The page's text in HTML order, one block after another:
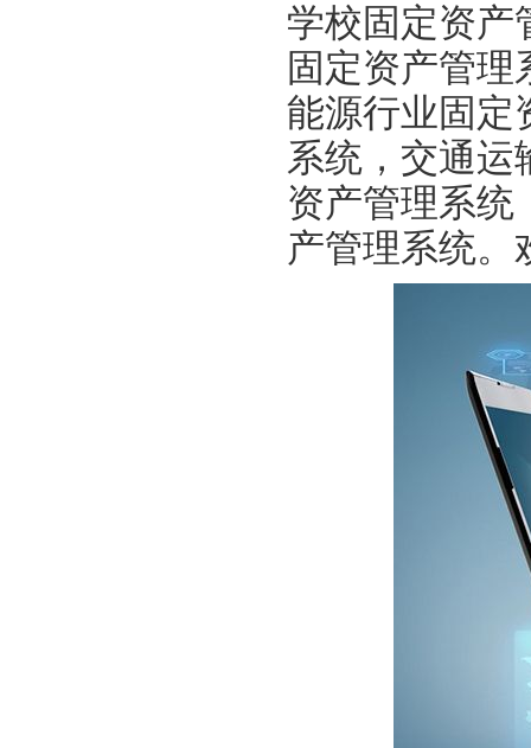
学校固定资产
固定资产管
能源行业固定
系统，交通运
资产管理系统
产管理系统。